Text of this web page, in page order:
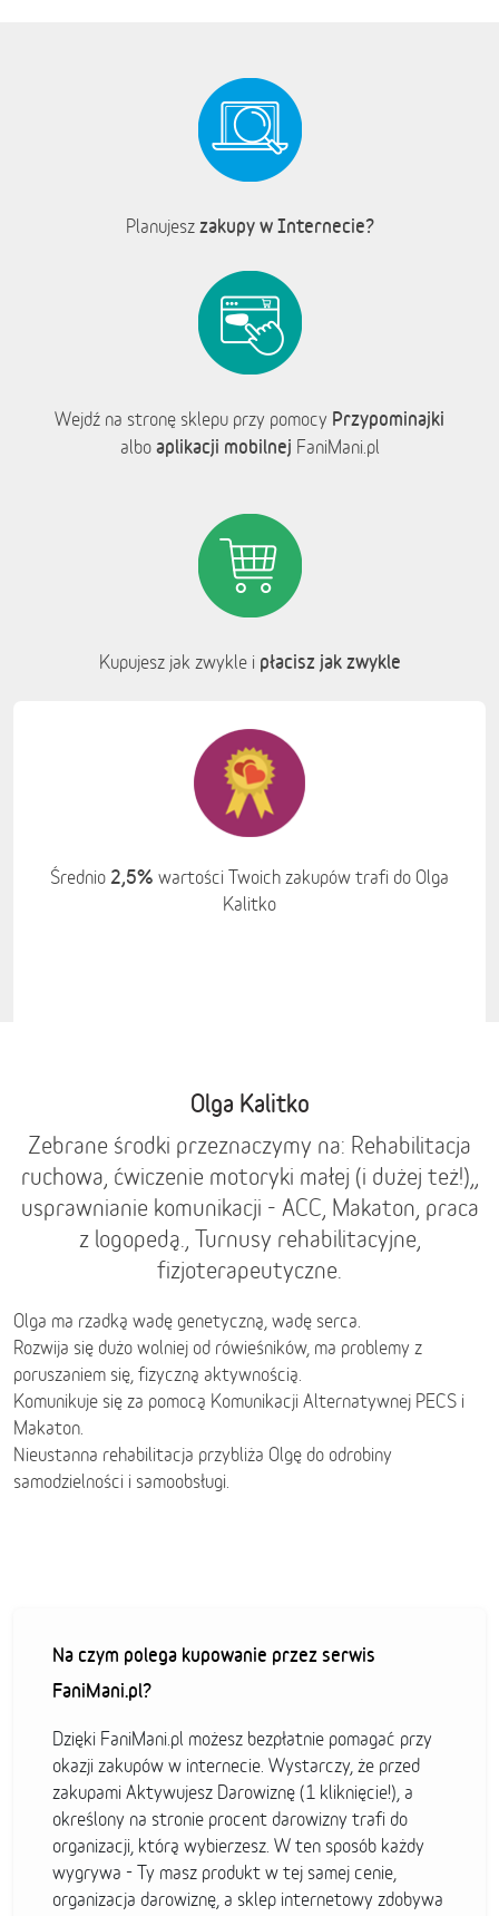
Planujesz zakupy w Internecie?
Wejdź na stronę sklepu przy pomocy Przypominajki
albo aplikacji mobilnej FaniMani.pl
Kupujesz jak zwykle i płacisz jak zwykle
Średnio 2,5% wartości Twoich zakupów trafi do Olga
Kalitko
Olga Kalitko
Zebrane środki przeznaczymy na: Rehabilitacja
ruchowa, ćwiczenie motoryki małej (i dużej też!),,
usprawnianie komunikacji - ACC, Makaton, praca
z logopedą., Turnusy rehabilitacyjne,
fizjoterapeutyczne.
Olga ma rzadką wadę genetyczną, wadę serca.
Rozwija się dużo wolniej od rówieśników, ma problemy z
poruszaniem się, fizyczną aktywnością.
Komunikuje się za pomocą Komunikacji Alternatywnej PECS i
Makaton.
Nieustanna rehabilitacja przybliża Olgę do odrobiny
samodzielności i samoobsługi.
Na czym polega kupowanie przez serwis
FaniMani.pl?
Dzięki FaniMani.pl możesz bezpłatnie pomagać przy
okazji zakupów w internecie. Wystarczy, że przed
zakupami Aktywujesz Darowiznę (1 kliknięcie!), a
określony na stronie procent darowizny trafi do
organizacji, którą wybierzesz. W ten sposób każdy
wygrywa - Ty masz produkt w tej samej cenie,
organizacja darowiznę, a sklep internetowy zdobywa